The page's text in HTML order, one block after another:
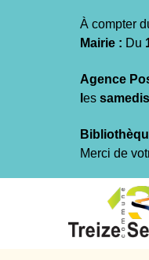
À compter
Mairie : Du
Agence
es
Merci de